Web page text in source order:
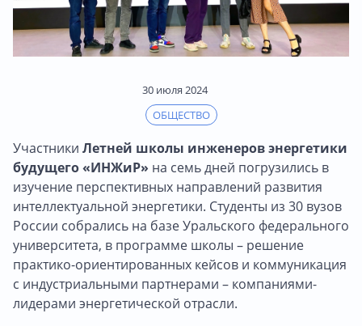
30 июля 2024
ОБЩЕСТВО
Участники Летней школы инженеров энергетики
будущего «ИНЖиР» на семь дней погрузились в
изучение перспективных направлений развития
интеллектуальной энергетики. Студенты из 30 вузов
России собрались на базе Уральского федерального
университета, в программе школы – решение
практико-ориентированных кейсов и коммуникация
с индустриальными партнерами – компаниями-
лидерами энергетической отрасли.